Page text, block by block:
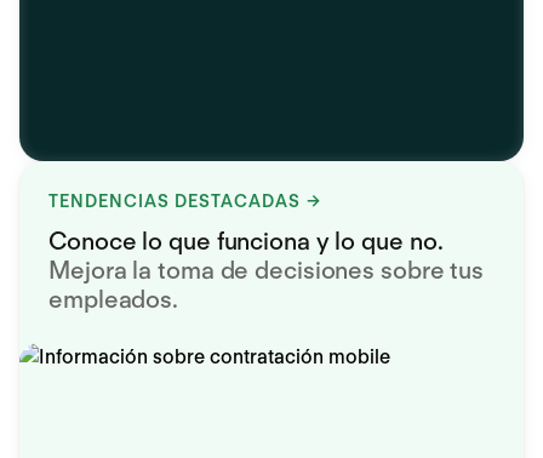
TENDENCIAS DESTACADAS
Conoce lo que funciona y lo que no.
Mejora la toma de decisiones sobre tus
empleados.